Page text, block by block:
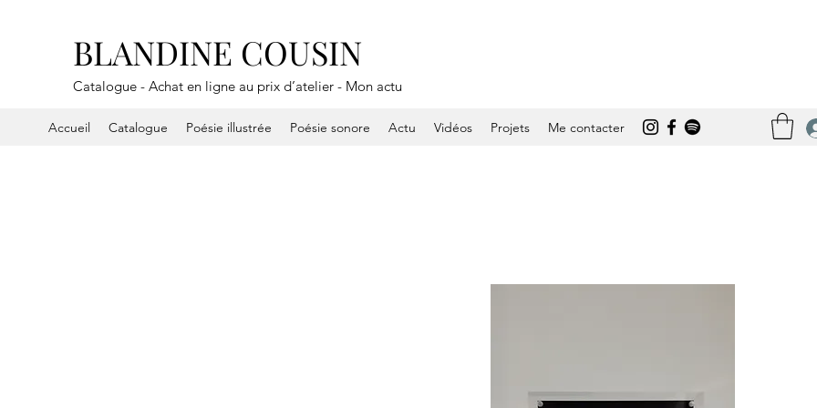
BLANDINE COUSIN
Catalogue - Achat en ligne au prix d’atelier - Mon actu
Accueil Catalogue Poésie illustrée Poésie sonore Actu Vidéos Projets Me contacter